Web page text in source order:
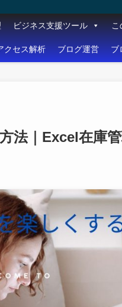
ビジネス支援ツール こ
クセス解析 ブログ運営 ブ
法｜Excel在庫